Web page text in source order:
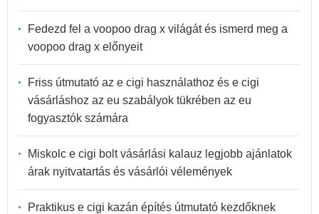
Fedezd fel a voopoo drag x világát és ismerd meg a
voopoo drag x előnyeit
Friss útmutató az e cigi használathoz és e cigi
vásárláshoz az eu szabályok tükrében az eu
fogyasztók számára
Miskolc e cigi bolt vásárlási kalauz legjobb ajánlatok
árak nyitvatartás és vásárlói vélemények
Praktikus e cigi kazán építés útmutató kezdőknek